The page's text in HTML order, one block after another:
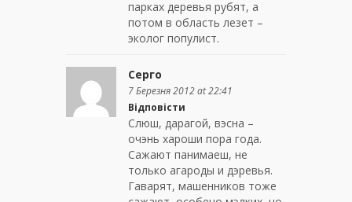
парках деревья рубят, а
потом в область лезет –
эколог популист.
Серго
7 Березня 2012 at 22:41
Відповісти
Слюш, дарагой, вэсна –
очэнь хароши пора года.
Сажают панимаеш, не
только агароды и дэревья.
Гаварят, машенников тоже